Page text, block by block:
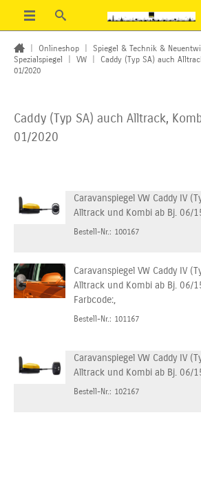
Onlineshop Spiegel & Technik &
Spezialspiegel
VW
Caddy (Typ SA) auch
01/2020
Caddy (Typ SA) auch Alltrack,
01/2020
Caravanspiegel VW Caddy IV
Alltrack und Kombi ab Bj. 06/
Bestell-Nr.: 100167
Caravanspiegel VW Caddy IV
Alltrack und Kombi ab Bj. 06/
Farbcode:,
Bestell-Nr.: 101167
Caravanspiegel VW Caddy IV
Alltrack und Kombi ab Bj. 06/
Bestell-Nr.: 102167